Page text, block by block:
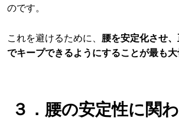
のです。
これを避けるために、 腰を安定化させ
でキープできるようにすることが最も大
３．腰の安定性に関